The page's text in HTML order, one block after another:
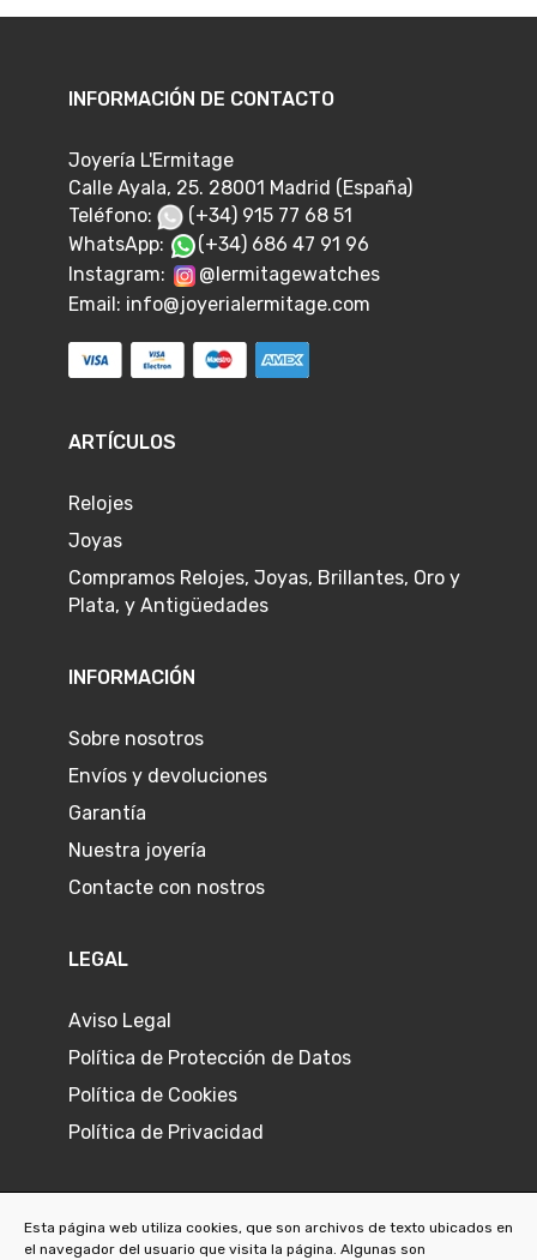
INFORMACIÓN DE CONTACTO
Joyería L'Ermitage
Calle Ayala, 25. 28001 Madrid (España)
Teléfono:
(+34) 915 77 68 51
WhatsApp:
(+34) 686 47 91 96
Instagram:
@lermitagewatches
Email: info@joyerialermitage.com
ARTÍCULOS
Relojes
Joyas
Compramos Relojes, Joyas, Brillantes, Oro y
Plata, y Antigüedades
INFORMACIÓN
Sobre nosotros
Envíos y devoluciones
Garantía
Nuestra joyería
Contacte con nostros
LEGAL
Aviso Legal
Política de Protección de Datos
Política de Cookies
Política de Privacidad
Esta página web utiliza cookies, que son archivos de texto ubicados en
el navegador del usuario que visita la página. Algunas son